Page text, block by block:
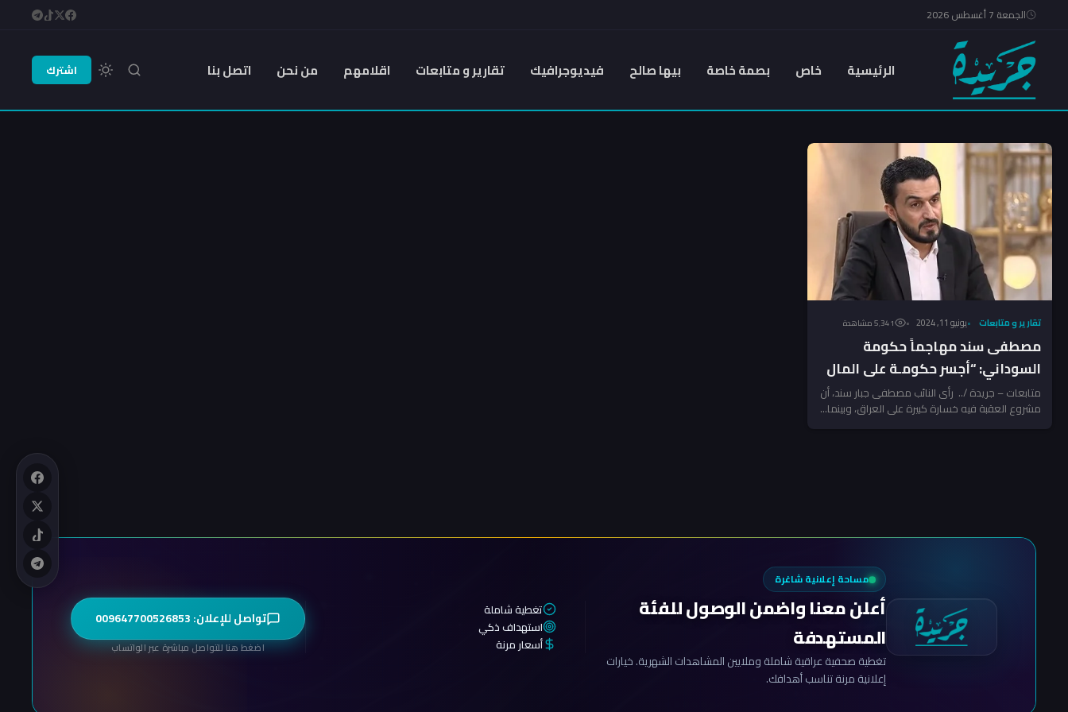
الجمعة 7 أغسطس 2026
الرئيسية خاص بصمة خاصة بيها صالح فيديوجرافيك تقارير و متابعات اقلامهم من نحن اتصل بنا اشترك
تقارير و متابعات يونيو 11, 2024 5٬341 مشاهدة
مصطفى سند مهاجماً حكومة
السوداني: “أجسر حكومـة على المال
العام”
متابعات – جريدة /.. رأى النائب مصطفى جبار سند، أن
مشروع العقبة فيه خسارة كبيرة على العراق، وبينما...
مساحة إعلانية شاغرة
أعلن معنا واضمن الوصول للفئة
المستهدفة
تغطية صحفية عراقية شاملة وملايين المشاهدات الشهرية. خيارات
إعلانية مرنة تناسب أهدافك.
تغطية شاملة
استهداف ذكي
أسعار مرنة
تواصل للإعلان: 009647700526853
اضغط هنا للتواصل مباشرة عبر الواتساب